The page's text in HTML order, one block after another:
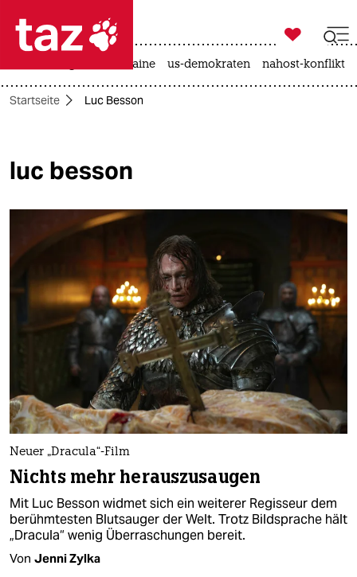
 taz zahl ich
taz zahl ich
politik
öko
gesellschaft
kultur
sport
nord
wahrheit
verlag
verlag
veranstaltungen
shop

taz zahl ich
krieg in der ukraine us-demokraten nahost-konflikt
Startseite Luc Besson
luc besson
Neuer „Dracula“-Film
Nichts mehr herauszusaugen
Mit Luc Besson widmet sich ein weiterer Regisseur dem
berühmtesten Blutsauger der Welt. Trotz Bildsprache hält
„Dracula“ wenig Überraschungen bereit.
Von Jenni Zylka